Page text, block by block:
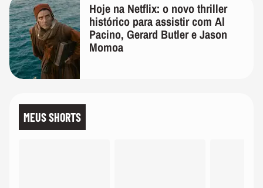
Hoje na Netflix: o novo thriller
histórico para assistir com Al
Pacino, Gerard Butler e Jason
Momoa
MEUS SHORTS